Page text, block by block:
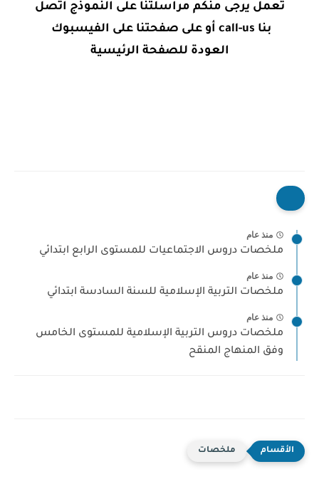
تعمل يرجى منكم مراسلتنا على النموذج اتصل
بنا call-us أو على صفحتنا على الفيسبوك
العودة للصفحة الرئيسية
منذ عام
ملخصات دروس الاجتماعيات للمستوى الرابع ابتدائي
منذ عام
ملخصات التربية الإسلامية للسنة السادسة ابتدائي
منذ عام
ملخصات دروس التربية الإسلامية للمستوى الخامس
وفق المنهاج المنقح
ملخصات